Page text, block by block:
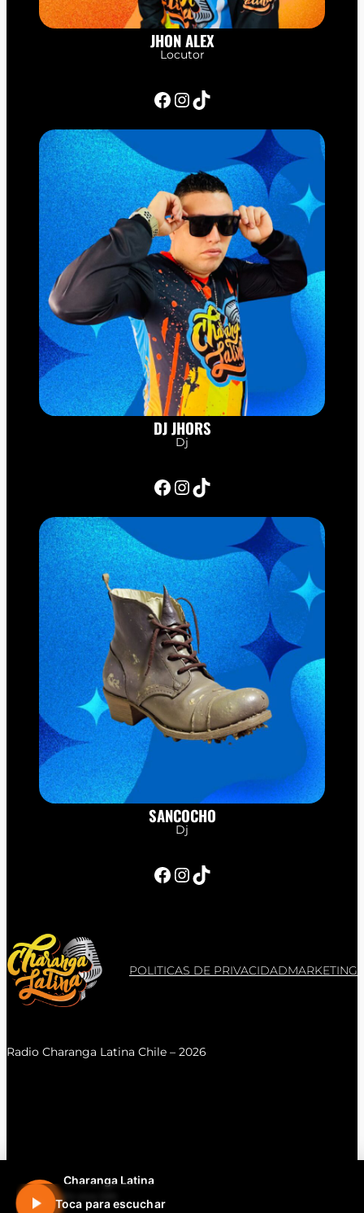
Charanga Latina
En vivo 24h
Toca para escuchar
JHON ALEX
Locutor
Facebook InstagramTikTok
DJ JHORS
Dj
Facebook InstagramTikTok
SANCOCHO
Dj
Facebook InstagramTikTok
POLITICAS DE PRIVACIDADMARKETING
Radio Charanga Latina Chile – 2026